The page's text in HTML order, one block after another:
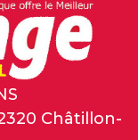
Châtillon-